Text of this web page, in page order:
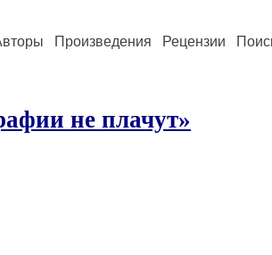
Произведения Рецензии
не плачут»